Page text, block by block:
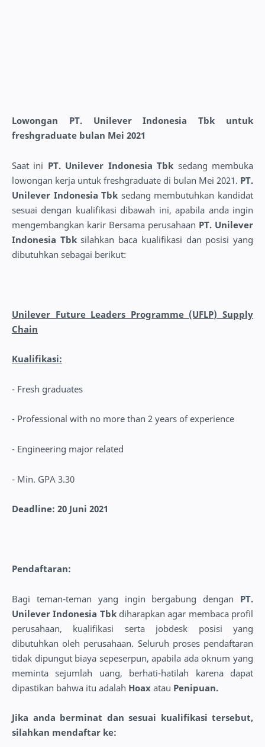
Lowongan PT. Unilever Indonesia Tbk untuk
freshgraduate bulan Mei 2021
Saat ini PT. Unilever Indonesia Tbk sedang membuka
lowongan kerja untuk freshgraduate di bulan Mei 2021. PT.
Unilever Indonesia Tbk sedang membutuhkan kandidat
sesuai dengan kualifikasi dibawah ini, apabila anda ingin
mengembangkan karir Bersama perusahaan PT. Unilever
Indonesia Tbksilahkan baca kualifikasi dan posisi yang
dibutuhkan sebagai berikut:
Unilever Future Leaders Programme (UFLP) Supply
Chain
Kualifikasi:
- Fresh graduates
- Professional with no more than 2 years of experience
- Engineering major related
- Min. GPA 3.30
Deadline: 20 Juni 2021
Pendaftaran:
Bagi teman-teman yang ingin bergabung dengan PT.
Unilever Indonesia Tbk diharapkan agar membaca profil
perusahaan, kualifikasi serta jobdesk posisi yang
dibutuhkan oleh perusahaan. Seluruh proses pendaftaran
tidak dipungut biaya sepeserpun, apabila ada oknum yang
meminta sejumlah uang, berhati-hatilah karena dapat
dipastikan bahwa itu adalah Hoax atau Penipuan.
Jika anda berminat dan sesuai kualifikasi tersebut,
silahkan mendaftar ke: